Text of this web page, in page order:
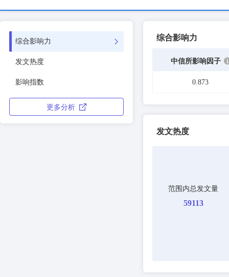
综合影响力
发文热度
影响指数
更多分析
综合影响力
中信所影响因子
0.873
发文热度
范围内总发文量
59113